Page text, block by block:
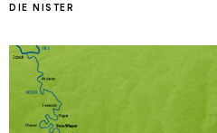
DIE NISTER